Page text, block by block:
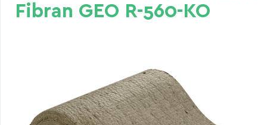
Fibran GEO R-560-KO